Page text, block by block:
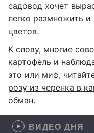
садовод хочет
легко размножить
цветов.
К слову, многие
картофель и
это или миф,
розу из черенка в
обман.
ВИДЕО ДНЯ